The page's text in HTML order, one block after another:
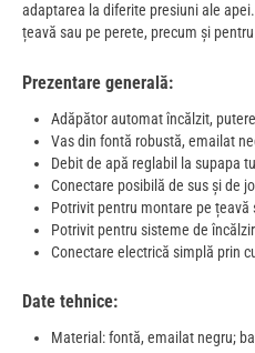
adaptarea la diferite presiuni ale
țeavă sau pe perete, precum și
Prezentare generală:
Adăpător automat încălzit,
Vas din fontă robustă, emailat
Debit de apă reglabil la supapa
Conectare posibilă de sus și de
Potrivit pentru montare pe țeavă
Potrivit pentru sisteme de
Conectare electrică simplă prin
Date tehnice:
Material: fontă, emailat negru;